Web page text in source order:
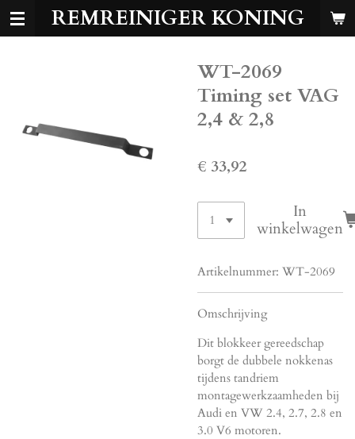
Ga
REMREINIGER KONING
WT-2069
Timing set VAG
2,4 & 2,8
€ 33,92
In
winkelwagen
Artikelnummer: WT-2069
Omschrijving
Dit blokkeer gereedschap
borgt de dubbele nokkenas
tijdens tandriem
montagewerkzaamheden bij
Audi en VW 2.4, 2.7, 2.8 en
3.0 V6 motoren.